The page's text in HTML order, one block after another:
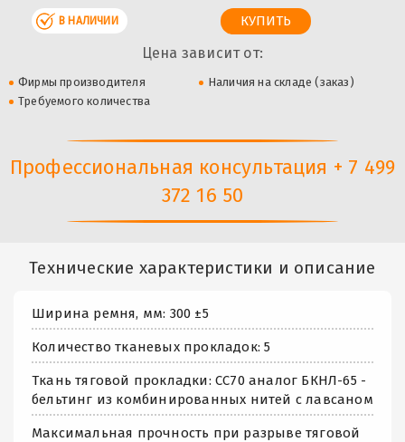
В НАЛИЧИИ
Цена зависит от:
Фирмы производителя
Наличия на складе (заказ)
Требуемого количества
Профессиональная консультация + 7 499
372 16 50
Технические характеристики и описание
Ширина ремня, мм: 300 ±5
Количество тканевых прокладок: 5
Ткань тяговой прокладки: СС70 аналог БКНЛ-65 -
бельтинг из комбинированных нитей с лавсаном
Максимальная прочность при разрыве тяговой